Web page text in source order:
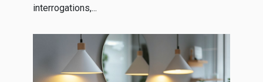
interrogations,...